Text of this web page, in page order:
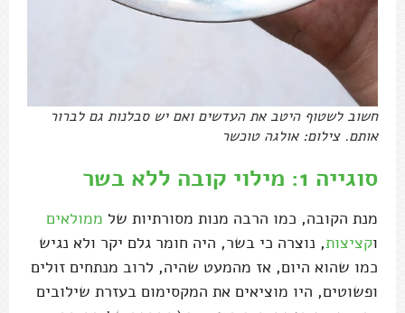
חשוב לשטוף היטב את העדשים ואם יש סבלנות גם לברור
אותם. צילום: אולגה טוכשר
סוגייה 1: מילוי קובה ללא בשר
מנת הקובה, כמו הרבה מנות מסורתיות של ממולאים
וקציצות, נוצרה כי בשר, היה חומר גלם יקר ולא נגיש
כמו שהוא היום, אז מהמעט שהיה, לרוב מנתחים זולים
ופשוטים, היו מוציאים את המקסימום בעזרת שילובים